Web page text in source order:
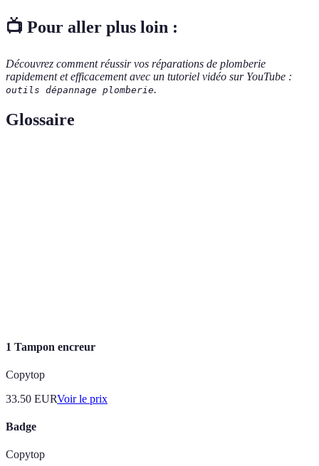
📺 Pour aller plus loin :
Découvrez comment réussir vos réparations de plomberie
rapidement et efficacement avec un tutoriel vidéo sur YouTube :
outils dépannage plomberie.
Glossaire
1 Tampon encreur
Copytop
33.50 EURVoir le prix
Badge
Copytop